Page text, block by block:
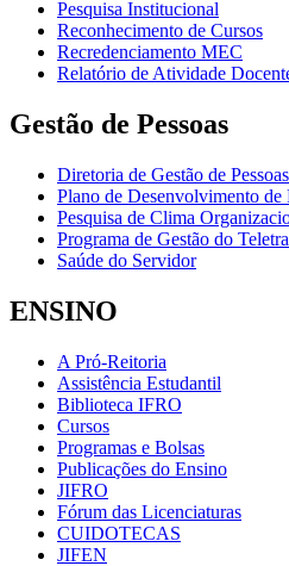
Pesquisa Institucional
Reconhecimento de Cursos
Recredenciamento MEC
Relatório de Atividade
Gestão de Pessoas
Diretoria de Gestão de Pessoas
Plano de Desenvolvimento de
Pesquisa de Clima
Programa de Gestão do
Saúde do Servidor
ENSINO
A Pró-Reitoria
Assistência Estudantil
Biblioteca IFRO
Cursos
Programas e Bolsas
Publicações do Ensino
JIFRO
Fórum das Licenciaturas
CUIDOTECAS
JIFEN